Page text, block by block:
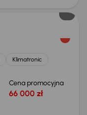
Klimatronic
Cena promocyjna
66 000 zł